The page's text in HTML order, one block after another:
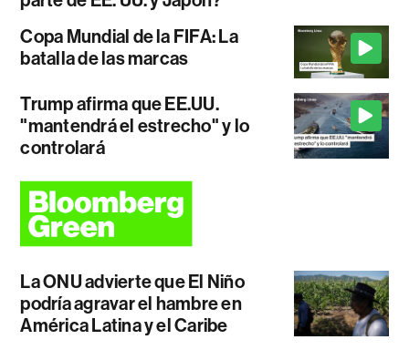
Copa Mundial de la FIFA: La
batalla de las marcas
Trump afirma que EE.UU.
"mantendrá el estrecho" y lo
controlará
La ONU advierte que El Niño
podría agravar el hambre en
América Latina y el Caribe